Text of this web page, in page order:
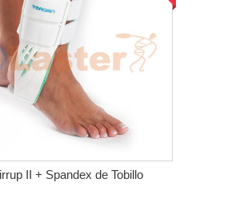
II + Spandex de Tobillo